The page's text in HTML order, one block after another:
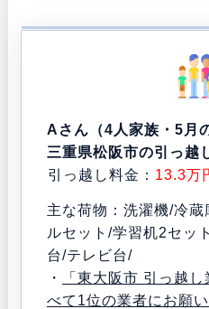
Aさん（4人家族・5月
三重県松阪市の引っ越
引っ越し料金： 13.3万
主な荷物：洗濯機/冷
ルセット/学習机2セッ
台/テレビ台/
・
「東大阪市 引っ越
べて1位の業者にお願い